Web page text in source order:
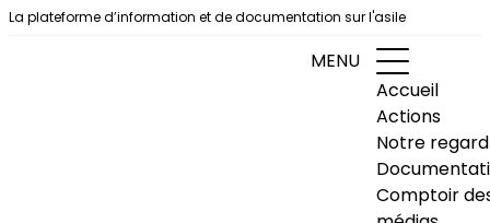
Aller au contenu
La plateforme d’information et de documentation sur l'asile
MENU
Accueil
Actions
Notre regard
Comptoir